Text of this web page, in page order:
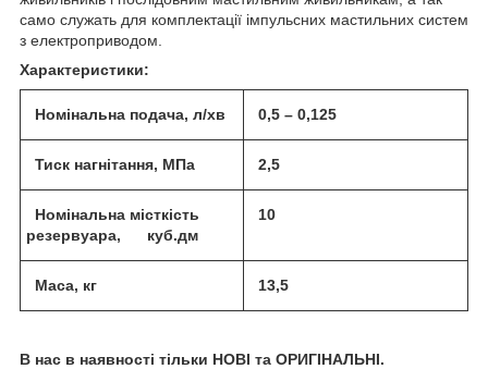
само служать для комплектації імпульсних мастильних систем
з електроприводом.
Характеристики:
Номінальна подача, л/хв 0,5 – 0,125
Тиск нагнітання, МПа 2,5
Номінальна місткість
резервуара, куб.дм
10
Маса, кг 13,5
В нас в наявності тільки НОВІ та ОРИГІНАЛЬНІ.